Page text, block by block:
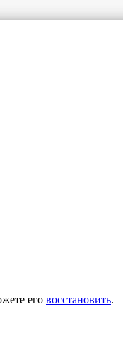
его восстановить.